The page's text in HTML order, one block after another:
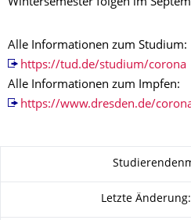
Wintersemester folgen im
Alle Informationen zum Studium:
https://tud.de/studium/corona
Alle Informationen zum Impfen:
https://www.dresden.de/
Zu dieser Seite
Letzte Änderung: